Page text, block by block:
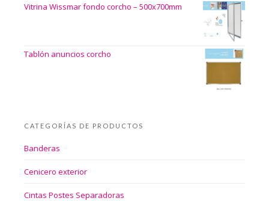
Vitrina Wissmar fondo corcho – 500x700mm
Tablón anuncios corcho
CATEGORÍAS DE PRODUCTOS
Banderas
Cenicero exterior
Cintas Postes Separadoras